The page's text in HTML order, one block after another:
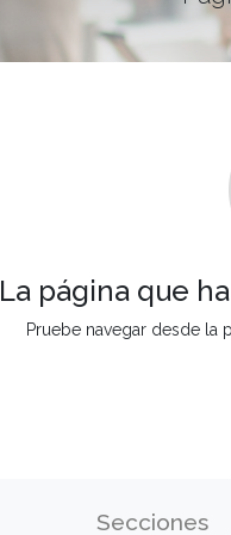
La página que
Pruebe navegar desde la
Secciones